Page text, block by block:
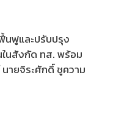
นฟูและปรับปรุง
นสังกัด ทส. พร้อม
ายจิระศักดิ์ ชูความ